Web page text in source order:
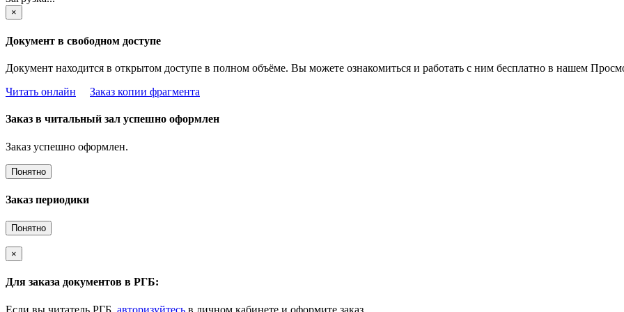
×
Документ в свободном доступе
Документ находится в открытом доступе в полном объёме. Вы можете ознакомиться и работать с ним бесплатно в нашем
Читать онлайн
Заказ копии фрагмента
Заказ в читальный зал успешно оформлен
Заказ успешно оформлен.
Понятно
Заказ периодики
Понятно
×
Для заказа документов в РГБ:
Если вы читатель РГБ, авторизуйтесь в личном кабинете и оформите заказ.